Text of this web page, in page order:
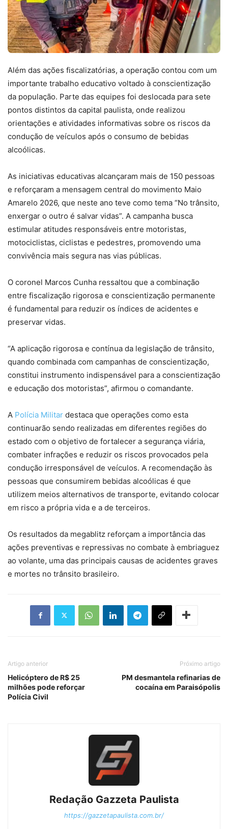
Além das ações fiscalizatórias, a operação contou com um
importante trabalho educativo voltado à conscientização
da população. Parte das equipes foi deslocada para sete
pontos distintos da capital paulista, onde realizou
orientações e atividades informativas sobre os riscos da
condução de veículos após o consumo de bebidas
alcoólicas.
As iniciativas educativas alcançaram mais de 150 pessoas
e reforçaram a mensagem central do movimento Maio
Amarelo 2026, que neste ano teve como tema “No trânsito,
enxergar o outro é salvar vidas”. A campanha busca
estimular atitudes responsáveis entre motoristas,
motociclistas, ciclistas e pedestres, promovendo uma
convivência mais segura nas vias públicas.
O coronel Marcos Cunha ressaltou que a combinação
entre fiscalização rigorosa e conscientização permanente
é fundamental para reduzir os índices de acidentes e
preservar vidas.
“A aplicação rigorosa e contínua da legislação de trânsito,
quando combinada com campanhas de conscientização,
constitui instrumento indispensável para a conscientização
e educação dos motoristas”, afirmou o comandante.
A Polícia Militar destaca que operações como esta
continuarão sendo realizadas em diferentes regiões do
estado com o objetivo de fortalecer a segurança viária,
combater infrações e reduzir os riscos provocados pela
condução irresponsável de veículos. A recomendação às
pessoas que consumirem bebidas alcoólicas é que
utilizem meios alternativos de transporte, evitando colocar
em risco a própria vida e a de terceiros.
Os resultados da megablitz reforçam a importância das
ações preventivas e repressivas no combate à embriaguez
ao volante, uma das principais causas de acidentes graves
e mortes no trânsito brasileiro.
Artigo anterior
Helicóptero de R$ 25
milhões pode reforçar
Polícia Civil
Próximo artigo
PM desmantela refinarias de
cocaína em Paraisópolis
Redação Gazzeta Paulista
https://gazzetapaulista.com.br/